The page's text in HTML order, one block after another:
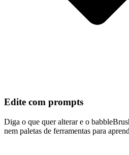
Edite com prompts
Diga o que quer alterar e o
nem paletas de ferramentas para